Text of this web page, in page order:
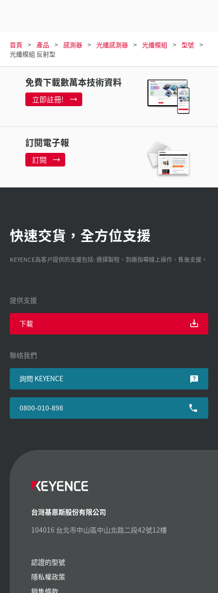
首頁 產品 感測器 光纖感測器 光纖模組
型號
光纖模組 反射型
免費下載數萬本技術資料
立即註冊!
訂閱電子報
訂閱
快速交貨，全方位支援
KEYENCE為客戸提供的支援包括: 選擇製程、到廠指導線上操作、售後支援。
提供支援
下載
聯絡我們
詢問 KEYENCE
0800-010-898
台灣基恩斯股份有限公司
104016 台北市中山區中山北路二段42號12樓
認證的型號
隱私權政策
銷售條款